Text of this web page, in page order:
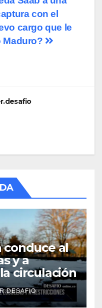
con el
cargo que le
Maduro?
conduce al
y a
circulación